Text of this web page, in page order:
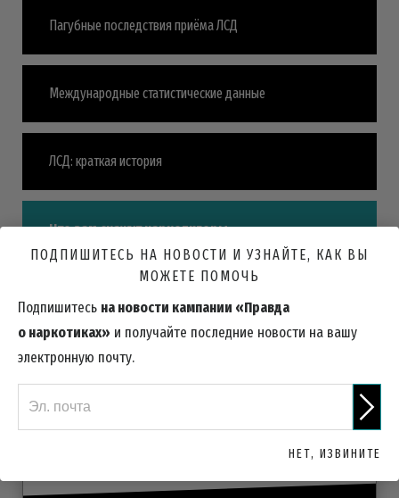
Пагубные последствия приёма ЛСД
Международные статистические данные
ЛСД: краткая история
Что вам скажут наркодилеры
ПРИМИТЕ УЧАСТИЕ
ПОДПИШИТЕСЬ НА НОВОСТИ И УЗНАЙТЕ, КАК ВЫ
МОЖЕТЕ ПОМОЧЬ
Подпишитесь на новости кампании «Правда
о наркотиках» и получайте последние новости на вашу
электронную почту.
НЕТ, ИЗВИНИТЕ